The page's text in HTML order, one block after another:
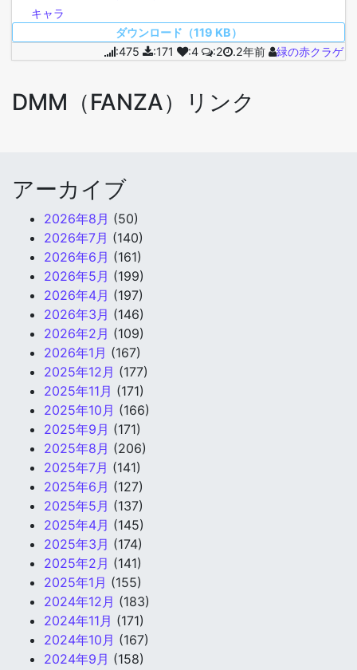
キャラ
ダウンロード（119 KB）
:475
:171 :4 :2 .2年前 緑の赤クラゲ
DMM（FANZA）リンク
アーカイブ
2026年8月 (50)
2026年7月 (140)
2026年6月 (161)
2026年5月 (199)
2026年4月 (197)
2026年3月 (146)
2026年2月 (109)
2026年1月 (167)
2025年12月 (177)
2025年11月 (171)
2025年10月 (166)
2025年9月 (171)
2025年8月 (206)
2025年7月 (141)
2025年6月 (127)
2025年5月 (137)
2025年4月 (145)
2025年3月 (174)
2025年2月 (141)
2025年1月 (155)
2024年12月 (183)
2024年11月 (171)
2024年10月 (167)
2024年9月 (158)